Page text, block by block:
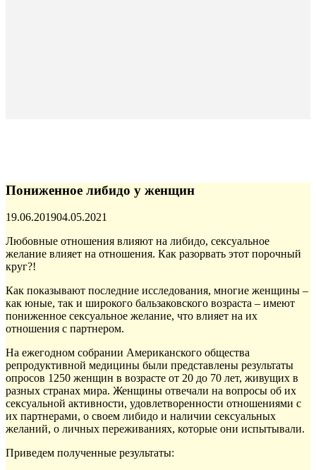
Пониженное либидо у женщин
Опубликовано
19.06.201904.05.2021
Любовные отношения влияют на либидо, сексуальное
желание влияет на отношения. Как разорвать этот порочный
круг?!
Как показывают последние исследования, многие женщины –
как юные, так и широкого бальзаковского возраста – имеют
пониженное сексуальное желание, что влияет на их
отношения с партнером.
На ежегодном собрании Американского общества
репродуктивной медицины были представлены результаты
опросов 1250 женщин в возрасте от 20 до 70 лет, живущих в
разных странах мира. Женщины отвечали на вопросы об их
сексуальной активности, удовлетворенности отношениями с
их партнерами, о своем либидо и наличии сексуальных
желаний, о личных переживаниях, которые они испытывали.
Приведем полученные результаты: